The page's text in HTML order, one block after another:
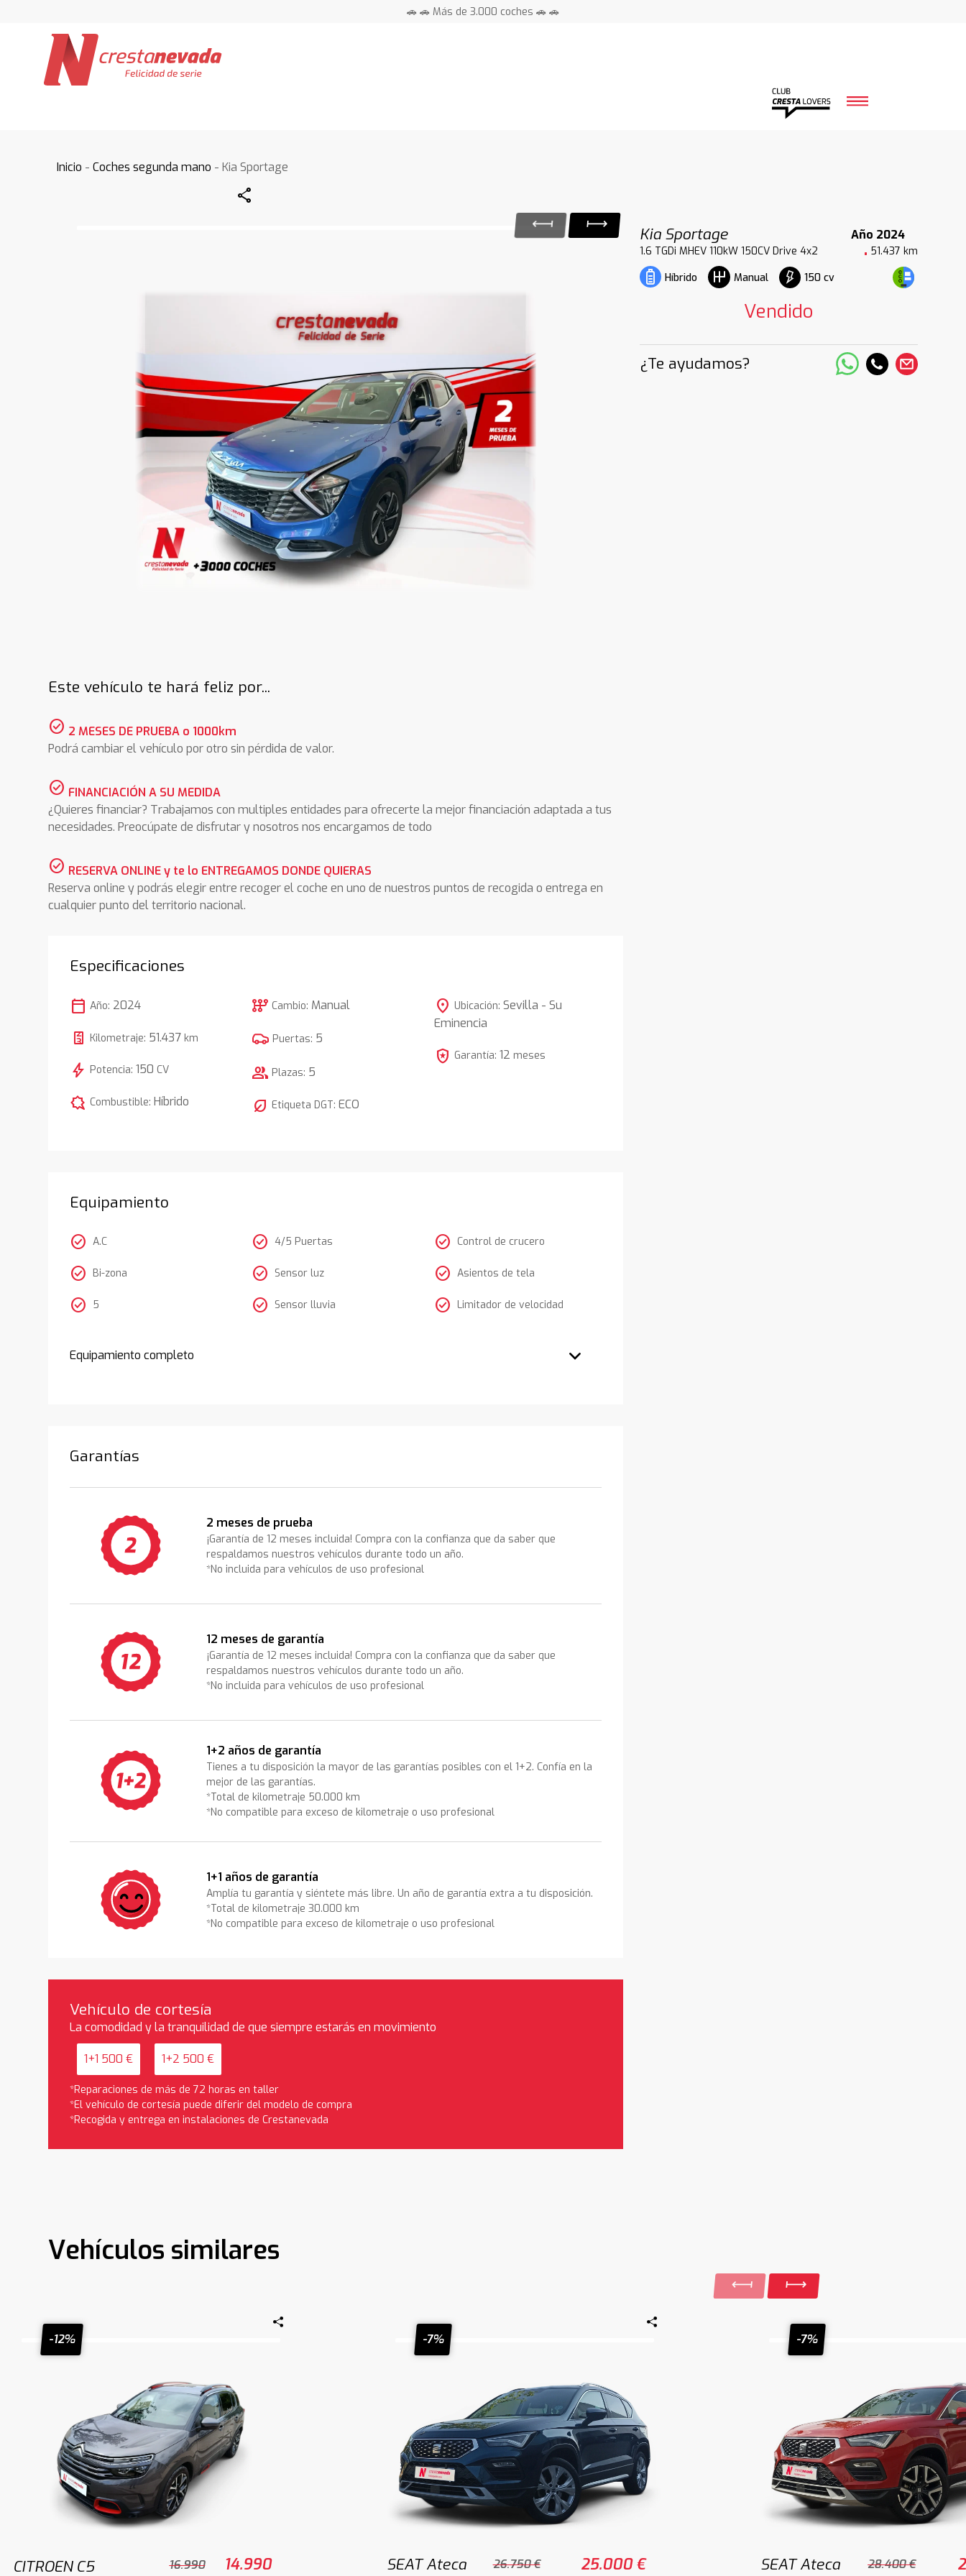
🚗 🚗 Más de 3.000 coches 🚗 🚗
Inicio -Coches segunda mano - Kia Sportage
Share
Kia Sportage
Año 2024
1.6 TGDi MHEV 110kW 150CV Drive 4x2
51.437 km
Híbrido
Manual 150 cv
Vendido
¿Te ayudamos?
Este vehículo te hará feliz por...
check_circle 2 MESES DE PRUEBA o 1000km
Podrá cambiar el vehículo por otro sin pérdida de valor.
check_circle FINANCIACIÓN A SU MEDIDA
¿Quieres financiar? Trabajamos con multiples entidades para ofrecerte la mejor financiación adaptada a tus
necesidades. Preocúpate de disfrutar y nosotros nos encargamos de todo
check_circle RESERVA ONLINE y te lo ENTREGAMOS DONDE QUIERAS
Reserva online y podrás elegir entre recoger el coche en uno de nuestros puntos de recogida o entrega en
cualquier punto del territorio nacional.
Especificaciones
calendar_today Año: 2024
Kilometraje: 51.437 km
bolt Potencia:150 CV
comic_bubble Combustible:Híbrido
auto_transmission Cambio: Manual
Puertas: 5
group Plazas: 5
nest_eco_leaf Etiqueta DGT:ECO
location_on Ubicación: Sevilla - Su
Eminencia
local_police Garantía: 12 meses
Equipamiento
check_circle A.C
check_circle Bi-zona
check_circle 5
check_circle 4/5 Puertas
check_circle Sensor luz
check_circle Sensor lluvia
check_circle Control de crucero
check_circle Asientos de tela
check_circle Limitador de velocidad
Equipamiento completo
Garantías
2 meses de prueba
¡Garantía de 12 meses incluida! Compra con la confianza que da saber que
respaldamos nuestros vehículos durante todo un año.
*No incluida para vehículos de uso profesional
12 meses de garantía
¡Garantía de 12 meses incluida! Compra con la confianza que da saber que
respaldamos nuestros vehículos durante todo un año.
*No incluida para vehículos de uso profesional
1+2 años de garantía
Tienes a tu disposición la mayor de las garantías posibles con el 1+2. Confía en la
mejor de las garantías.
*Total de kilometraje 50.000 km
*No compatible para exceso de kilometraje o uso profesional
1+1 años de garantía
Amplía tu garantía y siéntete más libre. Un año de garantía extra a tu disposición.
*Total de kilometraje 30.000 km
*No compatible para exceso de kilometraje o uso profesional
Vehículo de cortesía
La comodidad y la tranquilidad de que siempre estarás en movimiento
1+1 500 € 1+2 500 €
*Reparaciones de más de 72 horas en taller
*El vehículo de cortesía puede diferir del modelo de compra
*Recogida y entrega en instalaciones de Crestanevada
Vehículos similares
-12%
CITROEN C5
16.990 14.990
-7%
SEAT Ateca 26.750 € 25.000 €
-7%
SEAT Ateca 28.400 €